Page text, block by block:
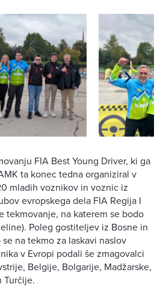
FIA Best Young Driver, ki ga
ta konec tedna organiziral v
mladih voznikov in voznic iz
evropskega dela FIA Regija I
tekmovanje, na katerem se bodo
Poleg gostiteljev iz Bosne in
na tekmo za laskavi naslov
v Evropi podali še zmagovalci
Belgije, Bolgarije, Madžarske,
Turčije.